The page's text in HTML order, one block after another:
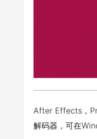
After Effects，
解码器，可在